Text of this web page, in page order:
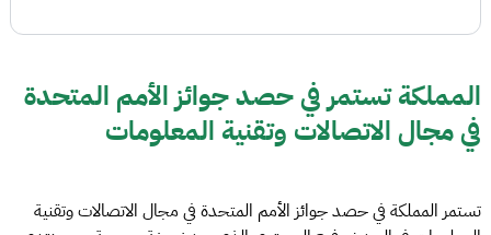
المملكة تستمر في حصد جوائز الأمم المتحدة
في مجال الاتصالات وتقنية المعلومات
تستمر المملكة في حصد جوائز الأمم المتحدة في مجال الاتصالات وتقنية